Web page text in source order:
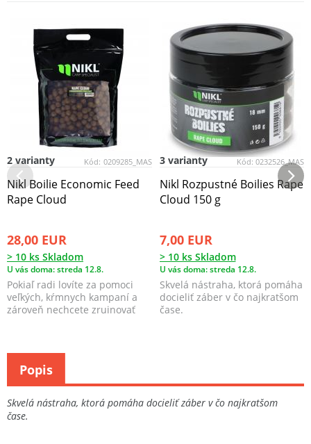
Kód: 0209285_MAS
2 varianty
Nikl Boilie Economic Feed
Rape Cloud
28,00 EUR
> 10 ks Skladom
U vás doma: streda 12.8.
Pokiaľ radi lovíte za pomoci
veľkých, kŕmnych kampaní a
zároveň nechcete zruinovať
Kód: 0232526_MAS
3 varianty
Nikl Rozpustné Boilies Rape
Cloud 150 g
7,00 EUR
> 10 ks Skladom
U vás doma: streda 12.8.
Skvelá nástraha, ktorá pomáha
docieliť záber v čo najkratšom
čase.
Skvelá nástraha, ktorá pomáha docieliť záber v čo najkratšom
čase.
Popis